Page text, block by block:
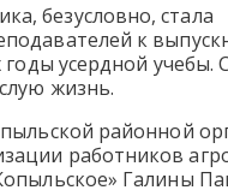
безусловно, стала
к
усердной
жизнь.
районной
работников
Галины